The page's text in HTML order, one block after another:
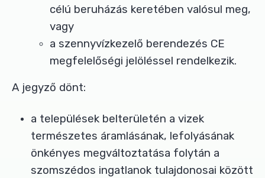
célú beruházás keretében valósul meg,
vagy
a szennyvízkezelő berendezés CE
megfelelőségi jelöléssel rendelkezik.
A jegyző dönt:
a települések belterületén a vizek
természetes áramlásának, lefolyásának
önkényes megváltoztatása folytán a
szomszédos ingatlanok tulajdonosai között